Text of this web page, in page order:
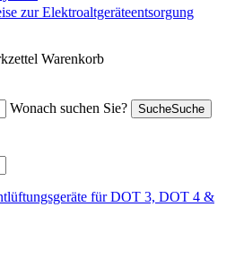
zur Elektroaltgeräteentsorgung
Warenkorb
Wonach suchen Sie?
SucheSuche
für DOT 3, DOT 4 &